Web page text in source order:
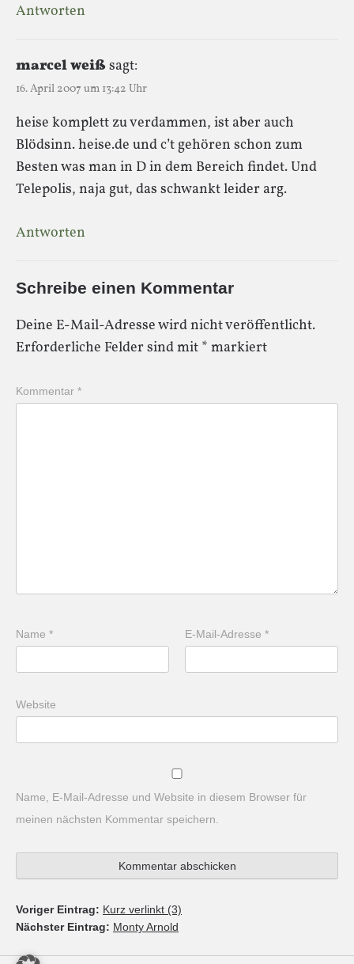
Antworten
marcel weißsagt:
16. April 2007 um 13:42 Uhr
heise komplett zu verdammen, ist aber auch
Blödsinn. heise.de und c’t gehören schon zum
Besten was man in D in dem Bereich findet. Und
Telepolis, naja gut, das schwankt leider arg.
Antworten
Schreibe einen Kommentar
Deine E-Mail-Adresse wird nicht veröffentlicht.
Erforderliche Felder sind mit * markiert
Kommentar *
Name * E-Mail-Adresse*
Website
Name, E-Mail-Adresse und Website in diesem Browser für
meinen nächsten Kommentar speichern.
Voriger Eintrag: Kurz verlinkt (3)
Nächster Eintrag: Monty Arnold